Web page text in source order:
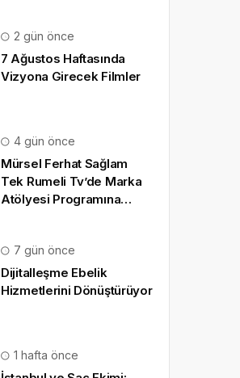
2 gün önce
7 Ağustos Haftasında
Vizyona Girecek Filmler
4 gün önce
Mürsel Ferhat Sağlam
Tek Rumeli Tv’de Marka
Atölyesi Programına
7 gün önce
Dijitalleşme Ebelik
Hizmetlerini Dönüştürüyor
1 hafta önce